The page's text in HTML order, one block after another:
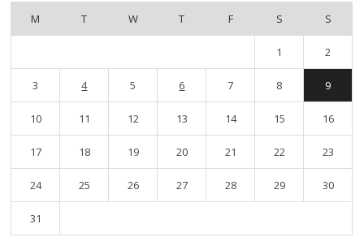
M
T W T F S S
1 2
3 4 5 6 7 8 9
10 11 12 13 14 15 16
17 18 19 20 21 22 23
24 25 26 27 28 29 30
31